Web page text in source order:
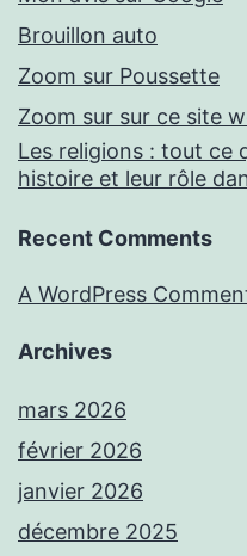
Brouillon auto
Zoom sur Poussette
Zoom sur sur ce site
Les religions : tout ce
histoire et leur rôle
Recent Comments
A WordPress
Archives
mars 2026
février 2026
janvier 2026
décembre 2025